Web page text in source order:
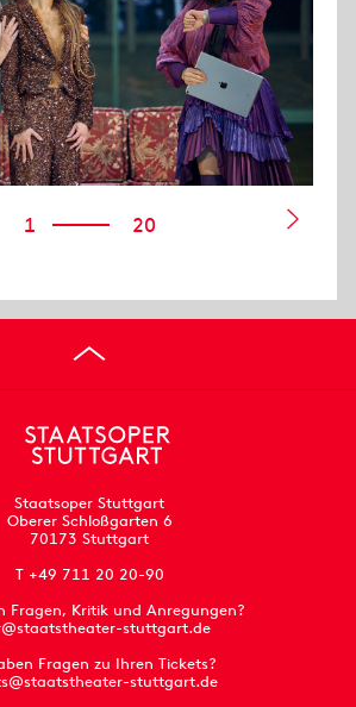
1 20
Staatsoper Stuttgart
Oberer Schloßgarten 6
70173 Stuttgart
T +49 711 20 20-90
Fragen, Kritik und Anregungen?
stuttgart.de
Fragen zu Ihren Tickets?
stuttgart.de